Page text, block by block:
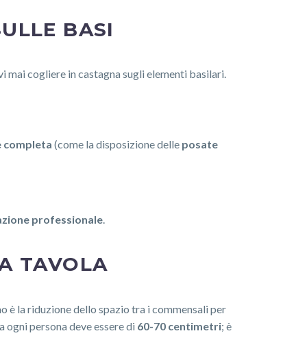
BASI
mai cogliere in castagna sugli elementi basilari.
completa (come la disposizione delle posate
professionale.
TAVOLA
è la riduzione dello spazio tra i commensali per
persona deve essere di 60-70 centimetri; è